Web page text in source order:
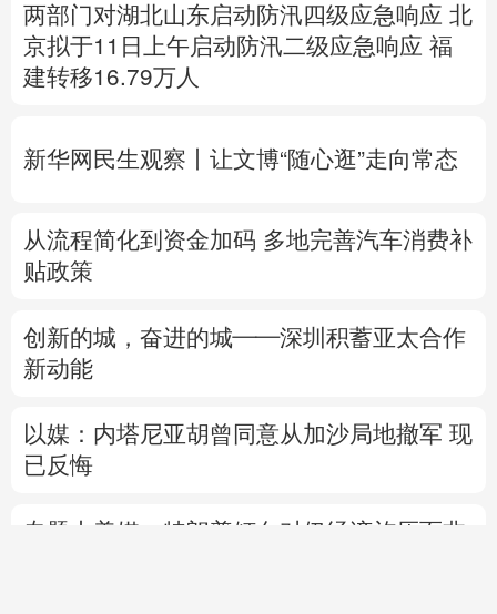
两部门对湖北山东启动防汛四级应急响应 北
京拟于11日上午启动防汛二级应急响应 福
建转移16.79万人
新华网民生观察丨 让文博“随心逛”走向常态
从流程简化到资金加码 多地完善汽车消费补
贴政策
创新的城，奋进的城——深圳积蓄亚太合作
新动能
以媒：内塔尼亚胡曾同意从加沙局地撤军 现
已反悔
专题丨 美媒：特朗普倾向对伊经济施压而非